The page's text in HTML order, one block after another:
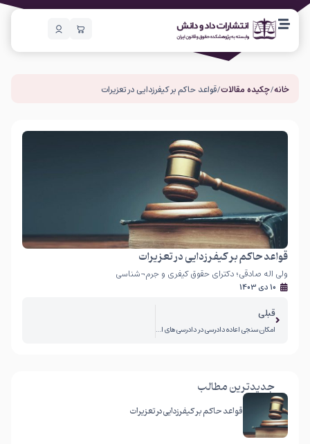
خانه/چکیده مقالات/ قواعد حاکم بر کیفرزدایی در تعزیرات
قواعد حاکم بر کیفرزدایی در تعزیرات
ولی اله صادقی؛ دکترای حقوق کیفری و جرم¬شناسی
10 دی 1403
قبلی
امکان سنجی اعاده دادرسی در دادرسی های انتظامی کانون وکلای دادگستری
جدیدترین مطالب
قواعد حاکم بر کیفرزدایی در تعزیرات